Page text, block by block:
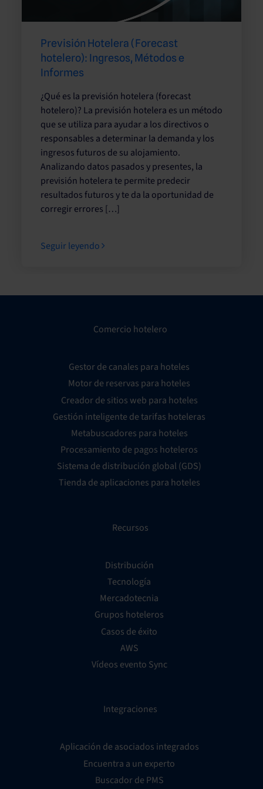
Previsión Hotelera (Forecast
hotelero): Ingresos, Métodos e
Informes
¿Qué es la previsión hotelera (forecast
hotelero)? La previsión hotelera es un método
que se utiliza para ayudar a los directivos o
responsables a determinar la demanda y los
ingresos futuros de su alojamiento.
Analizando datos pasados y presentes, la
previsión hotelera te permite predecir
resultados futuros y te da la oportunidad de
corregir errores […]
Seguir leyendo
Comercio hotelero
Gestor de canales para hoteles
Motor de reservas para hoteles
Creador de sitios web para hoteles
Gestión inteligente de tarifas hoteleras
Metabuscadores para hoteles
Procesamiento de pagos hoteleros
Sistema de distribución global (GDS)
Tienda de aplicaciones para hoteles
Recursos
Distribución
Tecnología
Mercadotecnia
Grupos hoteleros
Casos de éxito
AWS
Vídeos evento Sync
Integraciones
Aplicación de asociados integrados
Encuentra a un experto
Buscador de PMS